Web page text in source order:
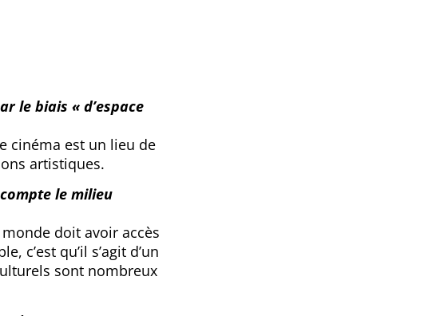
le biais « d’espace
cinéma est un lieu de
artistiques.
le milieu
doit avoir accès
c’est qu’il s’agit d’un
sont nombreux